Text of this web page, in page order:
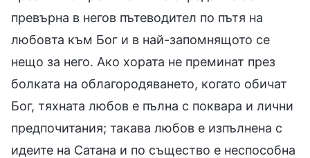
превърна в негов пътеводител по пътя на
любовта към Бог и в най-запомнящото се
нещо за него. Ако хората не преминат през
болката на облагородяването, когато обичат
Бог, тяхната любов е пълна с поквара и лични
предпочитания; такава любов е изпълнена с
идеите на Сатана и по същество е неспособна